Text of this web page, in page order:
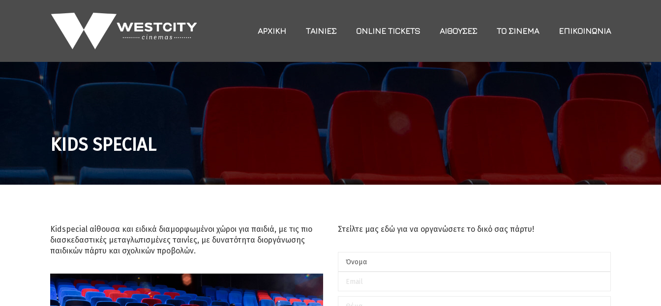
ΑΡΧΙΚΉ ΤΑΙΝΊΕΣ ONLINE TICKETS ΑΊΘΟΥΣΕΣ ΤΟ ΣΙΝΕΜΆ ΕΠΙΚΟΙΝΩΝΊΑ
KIDS SPECIAL
Kidspecial αίθουσα και ειδικά διαμορφωμένοι χώροι για παιδιά, με τις πιο
διασκεδαστικές μεταγλωτισμένες ταινίες, με δυνατότητα διοργάνωσης
παιδικών πάρτυ και σχολικών προβολών.
Στείλτε μας εδώ για να οργανώσετε το δικό σας πάρτυ!